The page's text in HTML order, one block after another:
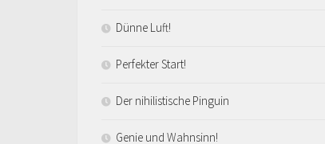
Dünne Luft!
Perfekter Start!
Der nihilistische Pinguin
Genie und Wahnsinn!